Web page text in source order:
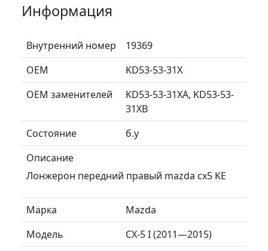
Информация
Внутренний номер
19369
ОЕМ
KD53-53-31X
ОЕМ заменителей
KD53-53-31XA, KD53-53-
31XB
Состояние
б.у
Описание
Лонжерон передний правый mazda cx5 KE
Марка
Mazda
Модель
CX-5 I (2011—2015)